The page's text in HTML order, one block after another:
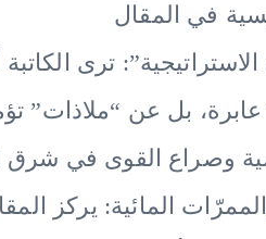
في المقال
ترى
عابرة، بل عن “ملاذات”
وصراع القوى في شرق
المائية: يركز